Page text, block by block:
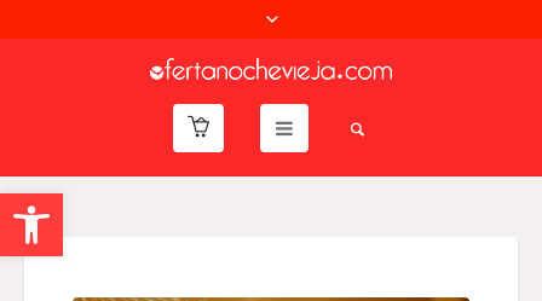
Abrir barra de herramientas